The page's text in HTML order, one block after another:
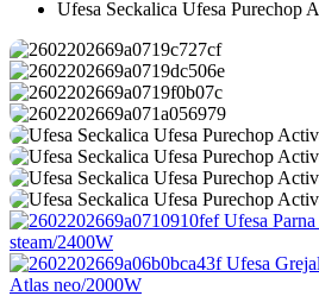
Ufesa Seckalica Ufesa Purechop
Ufesa
steam/2400W
Ufesa
Atlas neo/2000W